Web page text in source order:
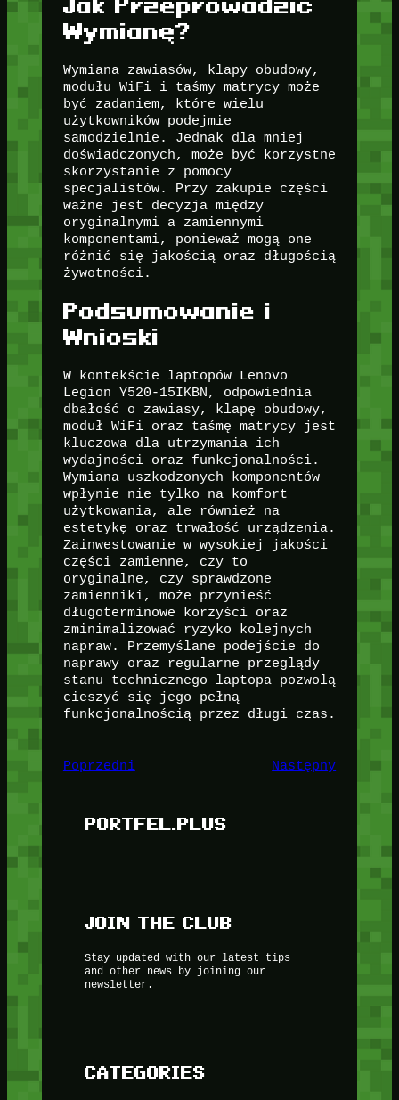
Wymianę?
Wymiana zawiasów, klapy obudowy,
modułu WiFi i taśmy matrycy może
być zadaniem, które wielu
użytkowników podejmie
samodzielnie. Jednak dla mniej
doświadczonych, może być korzystne
skorzystanie z pomocy
specjalistów. Przy zakupie części
ważne jest decyzja między
oryginalnymi a zamiennymi
komponentami, ponieważ mogą one
różnić się jakością oraz długością
żywotności.
Podsumowanie i
Wnioski
W kontekście laptopów Lenovo
Legion Y520-15IKBN, odpowiednia
dbałość o zawiasy, klapę obudowy,
moduł WiFi oraz taśmę matrycy jest
kluczowa dla utrzymania ich
wydajności oraz funkcjonalności.
Wymiana uszkodzonych komponentów
wpłynie nie tylko na komfort
użytkowania, ale również na
estetykę oraz trwałość urządzenia.
Zainwestowanie w wysokiej jakości
części zamienne, czy to
oryginalne, czy sprawdzone
zamienniki, może przynieść
długoterminowe korzyści oraz
zminimalizować ryzyko kolejnych
napraw. Przemyślane podejście do
naprawy oraz regularne przeglądy
stanu technicznego laptopa pozwolą
cieszyć się jego pełną
funkcjonalnością przez długi czas.
Poprzedni Następny
PORTFEL.PLUS
JOIN THE CLUB
Stay updated with our latest tips
and other news by joining our
newsletter.
CATEGORIES